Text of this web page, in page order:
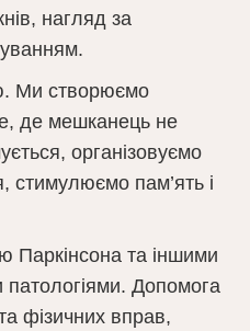
нагляд за
Ми створюємо
де мешканець не
організовуємо
стимулюємо пам’ять і
Паркінсона та іншими
патологіями. Допомога
фізичних вправ,